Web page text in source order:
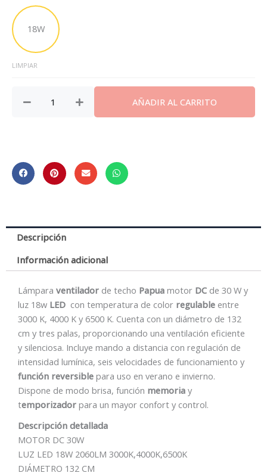
18W
LIMPIAR
DC
Regulable
132cm
cantidad
AÑADIR AL CARRITO
Descripción
Información adicional
Lámpara ventilador de techo Papua motor DC de 30 W y
luz 18w LED con temperatura de color regulable entre
3000 K, 4000 K y 6500 K. Cuenta con un diámetro de 132
cm y tres palas, proporcionando una ventilación eficiente
y silenciosa. Incluye mando a distancia con regulación de
intensidad lumínica, seis velocidades de funcionamiento y
función reversible para uso en verano e invierno.
Dispone de modo brisa, función memoria y
temporizador para un mayor confort y control.
Descripción detallada
MOTOR DC 30W
LUZ LED 18W 2060LM 3000K,4000K,6500K
DIÁMETRO 132 CM